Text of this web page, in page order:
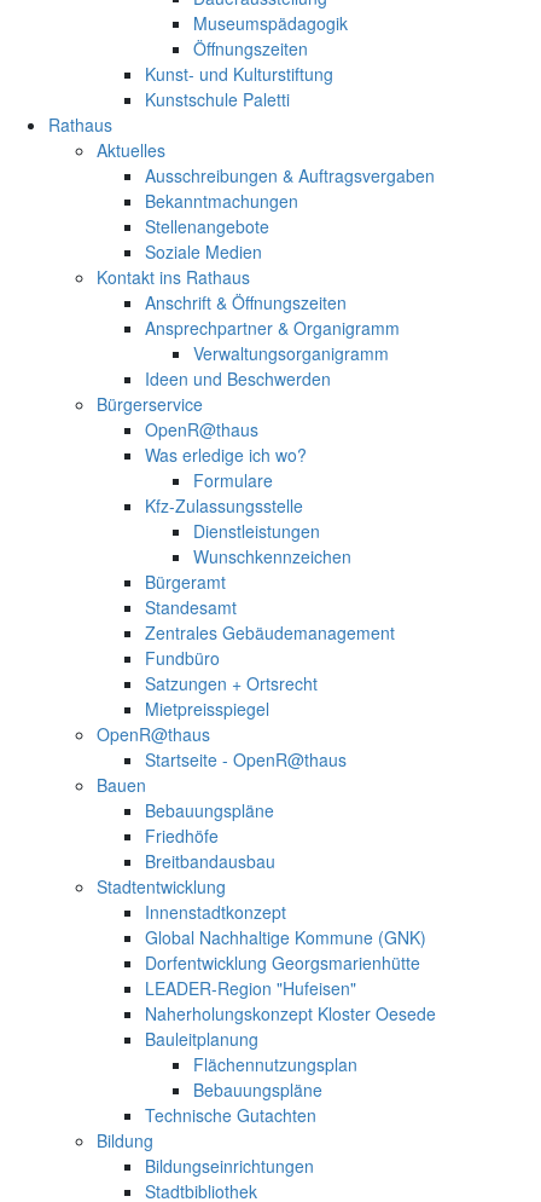
Museumspädagogik
Öffnungszeiten
Kunst- und Kulturstiftung
Kunstschule Paletti
Rathaus
Aktuelles
Ausschreibungen & Auftragsvergaben
Bekanntmachungen
Stellenangebote
Soziale Medien
Kontakt ins Rathaus
Anschrift & Öffnungszeiten
Ansprechpartner & Organigramm
Verwaltungsorganigramm
Ideen und Beschwerden
Bürgerservice
OpenR@thaus
Was erledige ich wo?
Formulare
Kfz-Zulassungsstelle
Dienstleistungen
Wunschkennzeichen
Bürgeramt
Standesamt
Zentrales Gebäudemanagement
Fundbüro
Satzungen + Ortsrecht
Mietpreisspiegel
OpenR@thaus
Startseite - OpenR@thaus
Bauen
Bebauungspläne
Friedhöfe
Breitbandausbau
Stadtentwicklung
Innenstadtkonzept
Global Nachhaltige Kommune (GNK)
Dorfentwicklung Georgsmarienhütte
LEADER-Region "Hufeisen"
Naherholungskonzept Kloster Oesede
Bauleitplanung
Flächennutzungsplan
Bebauungspläne
Technische Gutachten
Bildung
Bildungseinrichtungen
Stadtbibliothek